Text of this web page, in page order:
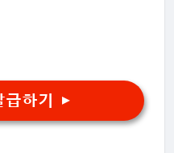
급하기 ▶